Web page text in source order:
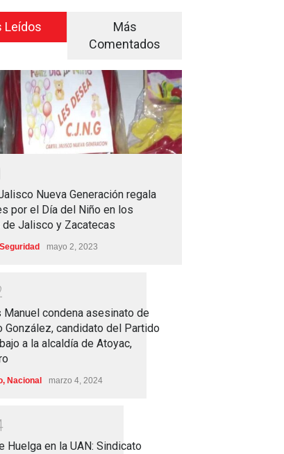
Leídos
Más
Comentados
Nueva Generación regala
por el Día del Niño en los
de Jalisco y Zacatecas
Seguridad mayo 2, 2023
Manuel condena asesinato de
González, candidato del Partido
a la alcaldía de Atoyac,
, Nacional marzo 4, 2024
Huelga en la UAN: Sindicato